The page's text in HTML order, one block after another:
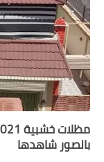
بالصور شاهدها